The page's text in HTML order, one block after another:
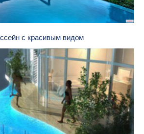
с красивым видом